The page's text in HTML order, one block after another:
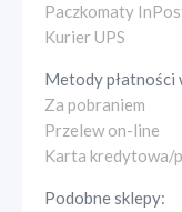
Paczkomaty
Kurier UPS
Metody płatności
Za pobraniem
Przelew on-line
Karta kredytowa/
Podobne sklepy: